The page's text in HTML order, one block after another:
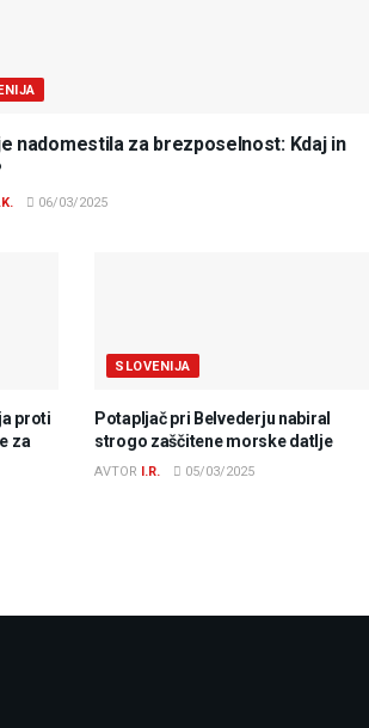
nadomestila za brezposelnost: Kdaj in
06/03/2025
proti
za
SLOVENIJA
Potapljač pri Belvederju nabiral
strogo zaščitene morske datlje
AVTOR I.R. 05/03/2025